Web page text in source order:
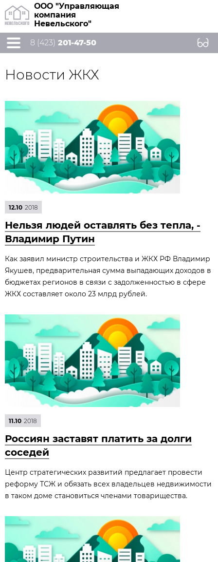
ООО "Управляющая
компания
Невельского"
8 (423) 201-47-50
Новости ЖКХ
12.10 2018
Нельзя людей оставлять без тепла, -
Владимир Путин
Как заявил министр строительства и ЖКХ РФ Владимир
Якушев, предварительная сумма выпадающих доходов в
бюджетах регионов в связи с задолженностью в сфере
ЖКХ составляет около 23 млрд рублей.
11.10 2018
Россиян заставят платить за долги
соседей
Центр стратегических развитий предлагает провести
реформу ТСЖ и обязать всех владельцев недвижимости
в таком доме становиться членами товарищества.